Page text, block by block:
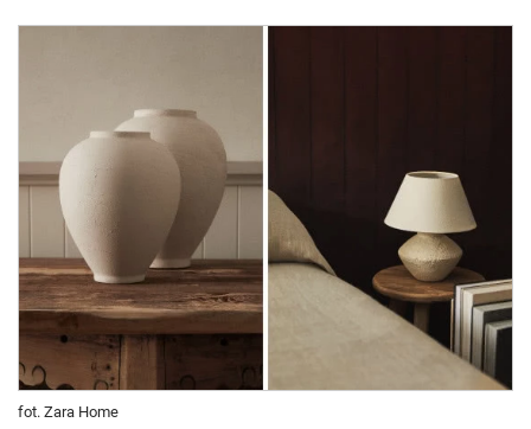
fot. Zara Home